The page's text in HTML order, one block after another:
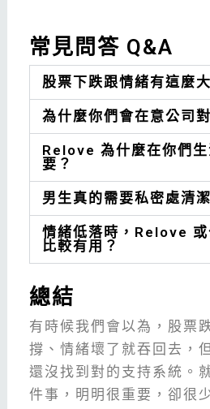
常見問答 Q&A
股票下跌跟情緒有這麼
為什麼你們會在意公司
Relove 為什麼在你們生
要？
男生真的需要私密處清
情緒低落時，Relove 或
比較有用？
總結
有時候我們會以為，股票
撐、情緒壞了就吞回去，
還沒找到對的支持系統。
件事，明明很重要，卻很